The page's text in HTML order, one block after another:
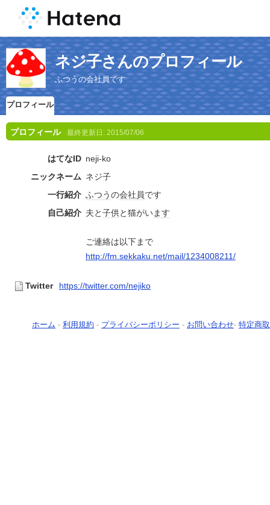
ネジ子さんのプロフィール
ふつうの会社員です
プロフィール
プロフィール 最終更新日: 2015/07/06
はてなID neji-ko
ニックネーム ネジ子
一行紹介 ふつうの会社員です
自己紹介 夫と子供と猫がいます
ご連絡は以下まで
http://fm.sekkaku.net/mail/1234008211/
Twitter https://twitter.com/nejiko
ホーム - 利用規約 - プライバシーポリシー - お問い合わせ- 特定商